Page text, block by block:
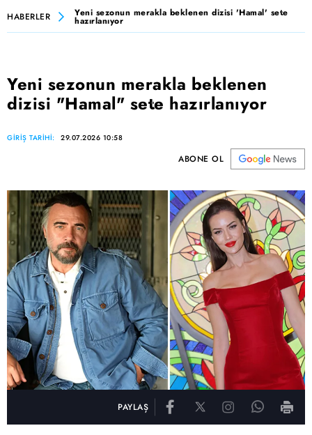
HABERLER Yeni sezonun merakla beklenen dizisi 'Hamal' sete
hazırlanıyor
Yeni sezonun merakla beklenen
dizisi "Hamal" sete hazırlanıyor
GİRİŞ TARİHİ: 29.07.2026 10:58
ABONE OL
PAYLAŞ